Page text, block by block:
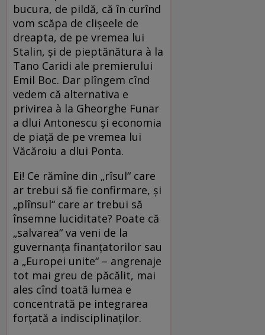
bucura, de pildă, că în curînd
vom scăpa de clişeele de
dreapta, de pe vremea lui
Stalin, şi de pieptănătura à la
Tano Caridi ale premierului
Emil Boc. Dar plîngem cînd
vedem că alternativa e
privirea à la Gheorghe Funar
a dlui Antonescu şi economia
de piaţă de pe vremea lui
Văcăroiu a dlui Ponta.
Ei! Ce rămîne din „rîsul“ care
ar trebui să fie confirmare, şi
„plînsul“ care ar trebui să
însemne luciditate? Poate că
„salvarea“ va veni de la
guvernanţa finanţatorilor sau
a „Europei unite“ – angrenaje
tot mai greu de păcălit, mai
ales cînd toată lumea e
concentrată pe integrarea
forţată a indisciplinaţilor.